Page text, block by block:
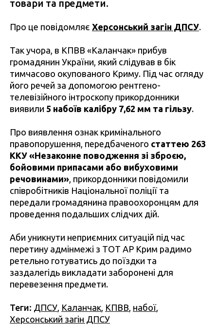
товари та предмети.
Про це повідомляє Херсонський загін ДПСУ.
Так учора, в КПВВ «Каланчак» прибув
громадянин України, який слідував в бік
тимчасово окупованого Криму. Під час огляду
його речей за допомогою рентгено-
телевізійного інтроскопу прикордонники
виявили 5 набоїв калібру 7,62 мм та гільзу.
Про виявлення ознак кримінального
правопорушення, передбаченого статтею 263
ККУ «Незаконне поводження зі зброєю,
бойовими припасами або вибуховими
речовинами», прикордонники повідомили
співробітників Національної поліції та
передали громадянина правоохоронцям для
проведення подальших слідчих дій.
Аби уникнути неприємних ситуацій під час
перетину адмінмежі з ТОТ АР Крим радимо
ретельно готуватись до поїздки та
заздалегідь викладати заборонені для
перевезення предмети.
Теги: ДПСУ, Каланчак, КПВВ, набої,
Херсонський загін ДПСУ